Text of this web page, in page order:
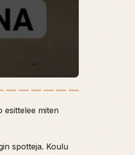
esittelee miten
spotteja. Koulu